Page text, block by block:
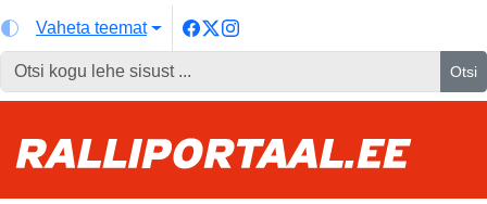
Vaheta teemat
Otsi